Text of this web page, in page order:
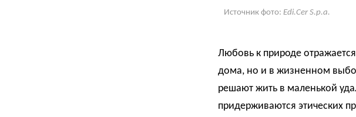
Источник фото: Edi.Cer S.p.a.
Любовь к природе
дома, но и в жизненном
решают жить в маленькой
придерживаются этических